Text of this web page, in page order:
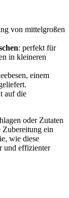
von mittelgroßen
: perfekt für
in kleineren
einem
auf die
oder Zutaten
Zubereitung ein
wie diese
und effizienter